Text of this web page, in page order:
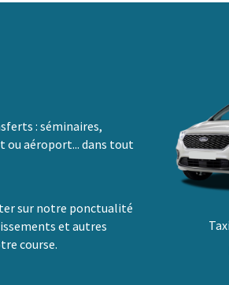
: séminaires,
ou aéroport... dans tout
sur notre ponctualité
et autres
course.